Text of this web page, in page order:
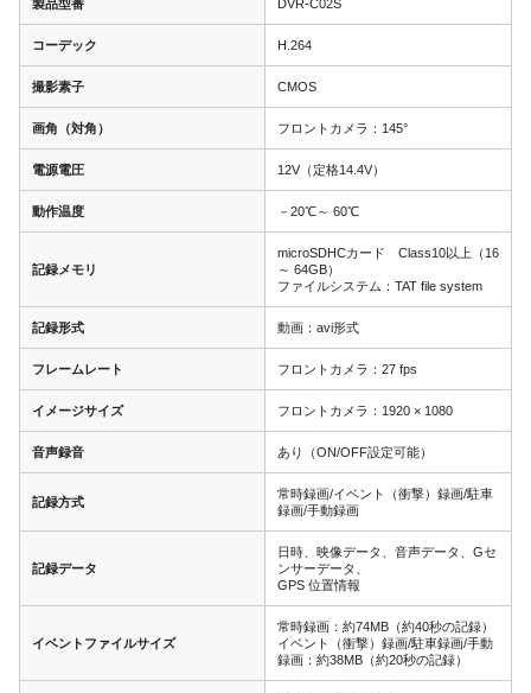
製品型番 DVR-C02S
コーデック H.264
撮影素子 CMOS
画角（対角） フロントカメラ：145°
電源電圧 12V（定格14.4V）
動作温度 －20℃～ 60℃
記録メモリ
microSDHCカード Class10以上（16
～ 64GB）
ファイルシステム：TAT file system
記録形式 動画：avi形式
フレームレート フロントカメラ：27 fps
イメージサイズ フロントカメラ：1920 × 1080
音声録音 あり（ON/OFF設定可能）
記録方式
常時録画/イベント（衝撃）録画/駐車
録画/手動録画
記録データ
日時、映像データ、音声データ、Gセ
ンサーデータ、
GPS 位置情報
イベントファイルサイズ
常時録画：約74MB（約40秒の記録）
イベント（衝撃）録画/駐車録画/手動
録画：約38MB（約20秒の記録）